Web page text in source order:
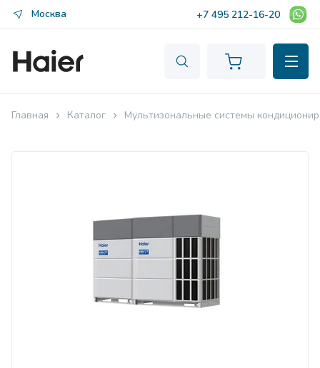
Москва +7 495 212-16-20
Главная Каталог Мультизональные системы